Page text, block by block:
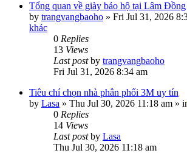
Tổng quan về giày bảo hộ tại Lâm Đồng
by trangvangbaoho » Fri Jul 31, 2026
khác
0 Replies
13 Views
Last postby trangvangbaoho
Fri Jul 31, 2026 8:34 am
Tiêu chí chọn nhà phân phối 3M uy tín
by Lasa » Thu Jul 30, 2026 11:18 am »
0 Replies
14 Views
Last postby Lasa
Thu Jul 30, 2026 11:18 am